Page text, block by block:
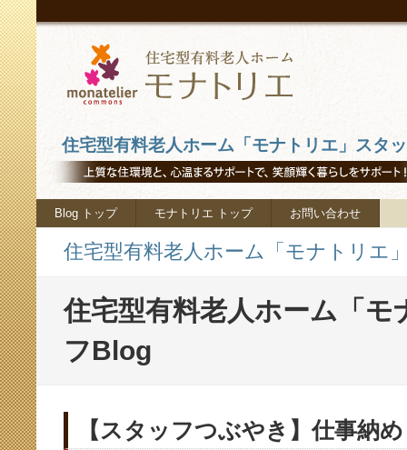
住宅型有料老人ホーム「モナトリエ」スタ
Blog トップ モナトリエ トップ お問い合わせ
住宅型有料老人ホーム「モナトリエ
住宅型有料老人ホーム「モ
フBlog
【スタッフつぶやき】仕事納め